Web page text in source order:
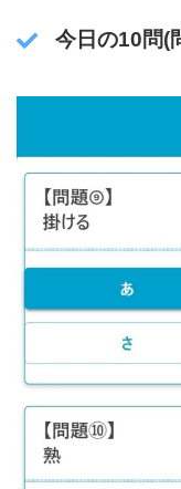
今日の10問(